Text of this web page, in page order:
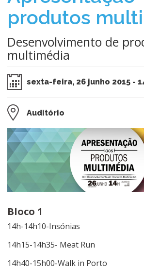
produtos
Desenvolvimento de
multimédia
sexta-feira, 26 junho 2015 -
Auditório
​Bloco 1
14h-14h10-Insónias
14h15-14h35- Meat Run
14h40-15h00-Walk in Porto